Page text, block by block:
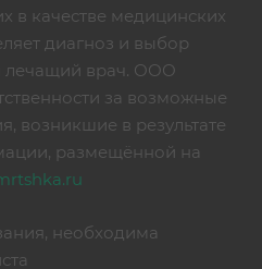
в качестве медицинских
диагноз и выбор
лечащий врач. ООО
за возможные
возникшие в результате
размещённой на
необходима